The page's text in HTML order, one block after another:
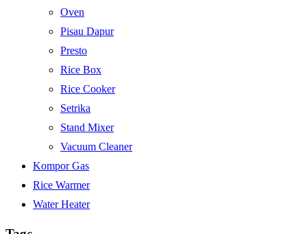
Oven
Pisau Dapur
Presto
Rice Box
Rice Cooker
Setrika
Stand Mixer
Vacuum Cleaner
Kompor Gas
Rice Warmer
Water Heater